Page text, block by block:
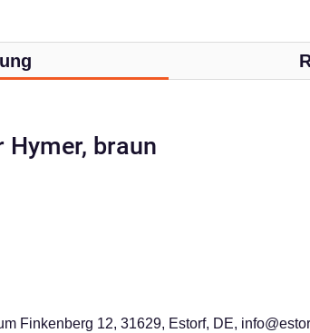
braun
Finkenberg 12, 31629, Estorf, DE,